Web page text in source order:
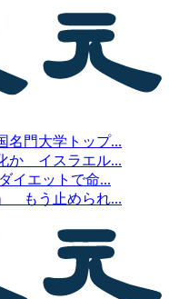
名門大学トップ...
か イスラエル...
イエットで命...
もう止められ...